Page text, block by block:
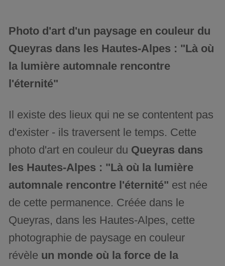
Photo d'art d'un paysage en couleur du
Queyras dans les Hautes-Alpes : "Là où
la lumière automnale rencontre
l'éternité"
Il existe des lieux qui ne se contentent pas
d'exister - ils traversent le temps. Cette
photo d'art en couleur du Queyras dans
les Hautes-Alpes : "Là où la lumière
automnale rencontre l'éternité" est née
de cette permanence. Créée dans le
Queyras, dans les Hautes-Alpes, cette
photographie de paysage en couleur
révèle un monde où la force de la